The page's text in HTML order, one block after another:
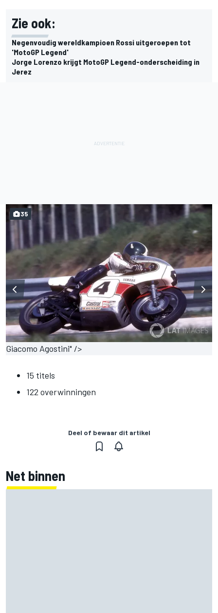
Zie ook:
Negenvoudig wereldkampioen Rossi uitgeroepen tot
'MotoGP Legend'
Jorge Lorenzo krijgt MotoGP Legend-onderscheiding in
Jerez
Giacomo Agostini" />
15 titels
122 overwinningen
35
Deel of bewaar dit artikel
Net binnen